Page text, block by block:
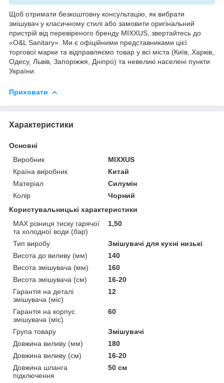
Щоб отримати безкоштовну консультацію, як вибрати
змішувач у класичному стилі або замовити оригінальний
пристрій від перевіреного бренду MIXXUS, звертайтесь до
«O&L Sanitary». Ми є офіційними представниками цієї
торгової марки та відправляємо товар у всі міста (Київ, Харків,
Одесу, Львів, Запоріжжя, Дніпро) та невеликі населені пункти
України.
Приховати
Характеристики
Основні
Виробник
MIXXUS
Країна виробник
Китай
Матеріал
Силумін
Колір
Чорний
Користувальницькі характеристики
MAX різниця тиску гарячої
та холодної води (бар)
1,50
Тип виробу
Змішувачі для кухні низькі
Висота до виливу (мм)
140
Висота змішувача (мм)
160
Висота змішувача (см)
16-20
Гарантія на деталі
змішувача (міс)
12
Гарантія на корпус
змішувача (міс)
60
Група товару
Змішувачі
Довжина виливу (мм)
180
Довжина виливу (см)
16-20
Довжина шланга
підключення
50 см